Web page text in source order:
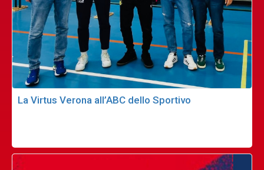
La Virtus Verona all’ABC dello Sportivo